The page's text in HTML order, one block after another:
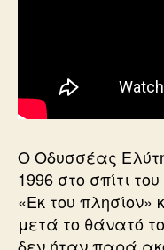
Ο Οδυσσέας
1996 στο σπίτι
«Εκ του πλησίον»
μετά το θάνατό